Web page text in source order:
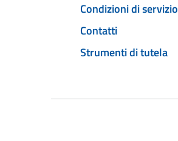
Condizioni di servizio
Contatti
Strumenti di tutela